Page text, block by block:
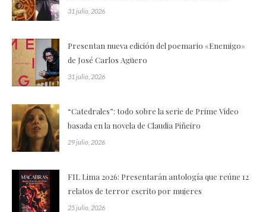
31 julio, 2026
Presentan nueva edición del poemario «Enemigo»
de José Carlos Agüero
31 julio, 2026
“Catedrales”: todo sobre la serie de Prime Video
basada en la novela de Claudia Piñeiro
29 julio, 2026
FIL Lima 2026: Presentarán antología que reúne 12
relatos de terror escrito por mujeres
25 julio, 2026